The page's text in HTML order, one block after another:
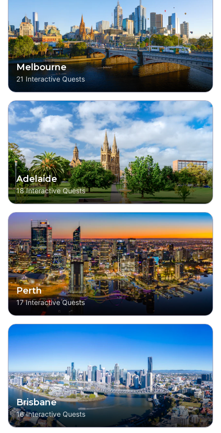
Melbourne
21 Interactive Quests
Adelaide
18 Interactive Quests
Perth
17 Interactive Quests
Brisbane
16 Interactive Quests